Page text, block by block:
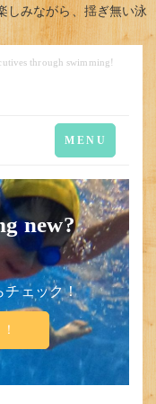
しみながら、揺ぎ無い泳
through swimming!
Toggle
navigation
MENU
new?
チェック！